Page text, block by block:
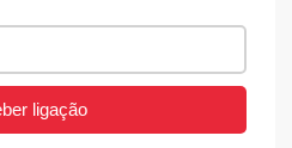
ligação